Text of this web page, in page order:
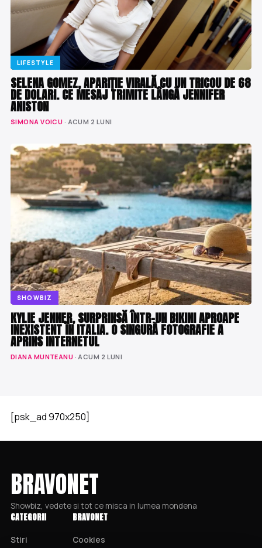
LIFESTYLE
SELENA GOMEZ, APARIȚIE VIRALĂ CU UN TRICOU DE 68
DE DOLARI. CE MESAJ TRIMITE LÂNGĂ JENNIFER
ANISTON
SIMONA VOICU · ACUM 2 LUNI
SHOWBIZ
KYLIE JENNER, SURPRINSĂ ÎNTR-UN BIKINI APROAPE
INEXISTENT ÎN ITALIA. O SINGURĂ FOTOGRAFIE A
APRINS INTERNETUL
DIANA MUNTEANU · ACUM 2 LUNI
[psk_ad 970x250]
BRAVONET
Showbiz, vedete si tot ce misca in lumea mondena
CATEGORII
Stiri
BRAVONET
Cookies